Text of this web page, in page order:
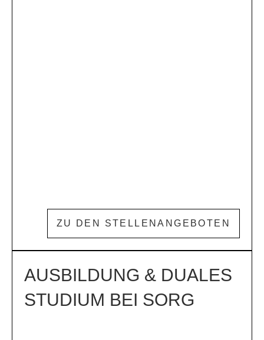
ZU DEN STELLENANGEBOTEN
AUSBILDUNG & DUALES
STUDIUM BEI SORG